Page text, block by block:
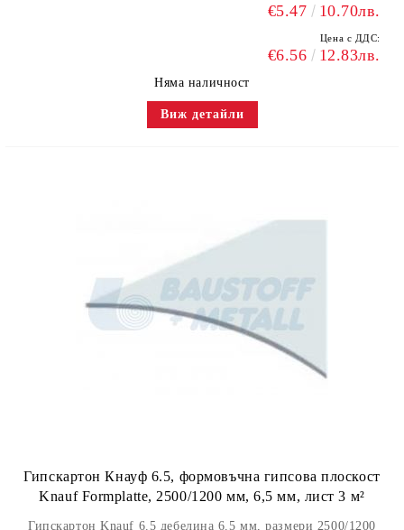
€5.47 10.70лв.
Цена с ДДС:
€6.56 12.83лв.
Няма наличност
Виж детайли
Гипскартон Кнауф 6.5, формовъчна гипсова плоскост
Knauf Formplatte, 2500/1200 мм, 6,5 мм, лист 3 м²
Гипскартон Knauf 6.5 дебелина 6.5 мм, размери 2500/1200